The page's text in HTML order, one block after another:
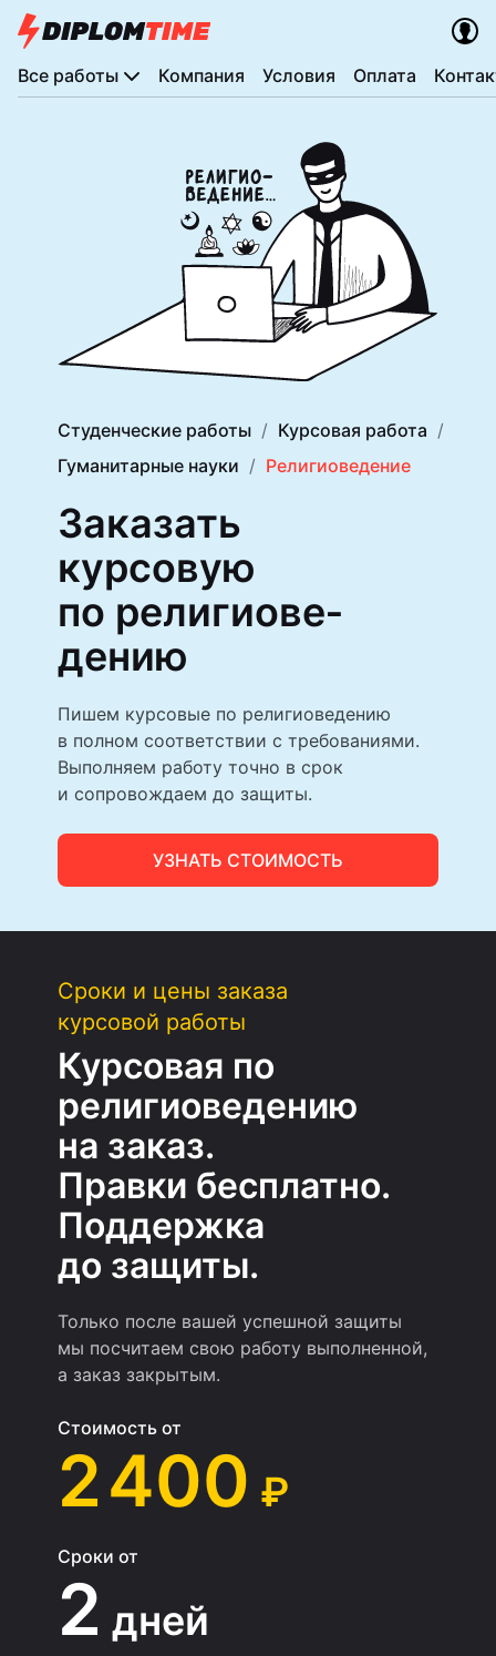
Все работы Компания Условия Оплата
Студенческие работы
Курсовая работа
Гуманитарные науки
Религиоведение
Заказать
курсовую
по религиове­
дению
Пишем курсовые по религиоведению
в полном соответствии с требованиями.
Выполняем работу точно в срок
и сопровождаем до защиты.
УЗНАТЬ СТОИМОСТЬ
Сроки и цены заказа
курсовой работы
Курсовая по
религиоведению
на заказ.
Правки бесплатно.
Поддержка
до защиты.
Только после вашей успешной защиты
мы посчитаем свою работу выполненной,
а заказ закрытым.
Стоимость от
2 400 ₽
Сроки от
2 дней